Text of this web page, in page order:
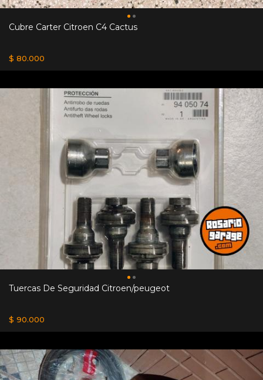
Cubre Carter Citroen C4 Cactus
$ 80.000
Tuercas De Seguridad Citroen/peugeot
$ 90.000